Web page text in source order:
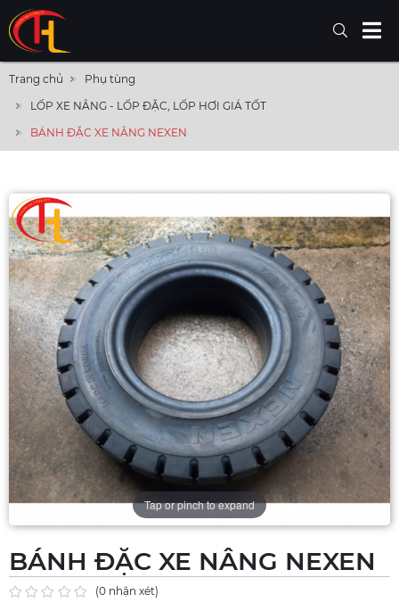
Trang chủ
Phụ tùng
LỐP XE NÂNG - LỐP ĐẶC, LỐP HƠI GIÁ TỐT
BÁNH ĐẶC XE NÂNG NEXEN
Tap or pinch to expand
BÁNH ĐẶC XE NÂNG NEXEN
(0 nhận xét)